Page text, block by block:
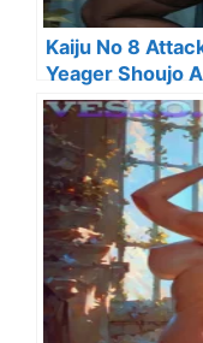
Kaiju No 8
Yeager Shoujo